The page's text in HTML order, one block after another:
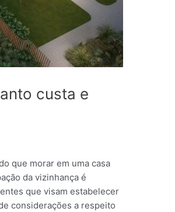
custa e
que morar em uma casa
da vizinhança é
que visam estabelecer
considerações a respeito